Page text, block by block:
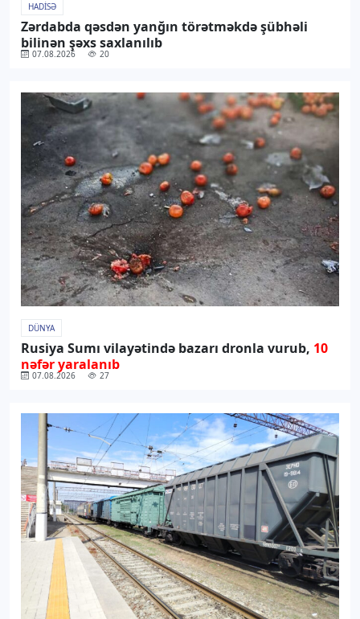
HADISƏ
Zərdabda qəsdən yanğın törətməkdə şübhəli
bilinən şəxs saxlanılıb
07.08.2026 20
DÜNYA
Rusiya Sumı vilayətində bazarı dronla vurub, 10
nəfər yaralanıb
07.08.2026 27